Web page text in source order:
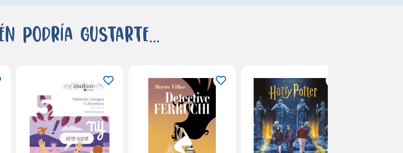
podría gustarte...